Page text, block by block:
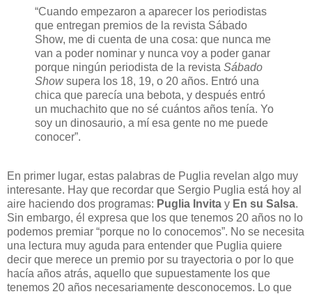
“Cuando empezaron a aparecer los periodistas
que entregan premios de la revista Sábado
Show, me di cuenta de una cosa: que nunca me
van a poder nominar y nunca voy a poder ganar
porque ningún periodista de la revista Sábado
Showsupera los 18, 19, o 20 años. Entró una
chica que parecía una bebota, y después entró
un muchachito que no sé cuántos años tenía. Yo
soy un dinosaurio, a mí esa gente no me puede
conocer”.
En primer lugar, estas palabras de Puglia revelan algo muy
interesante. Hay que recordar que Sergio Puglia está hoy al
aire haciendo dos programas: Puglia Invita y En su Salsa.
Sin embargo, él expresa que los que tenemos 20 años no lo
podemos premiar “porque no lo conocemos”. No se necesita
una lectura muy aguda para entender que Puglia quiere
decir que merece un premio por su trayectoria o por lo que
hacía años atrás, aquello que supuestamente los que
tenemos 20 años necesariamente desconocemos. Lo que